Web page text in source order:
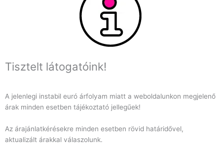
Tisztelt látogatóink!
A jelenlegi instabil euró árfolyam miatt a weboldalunkon megjelenő
árak minden esetben tájékoztató jellegűek!
Az árajánlatkérésekre minden esetben rövid határidővel,
aktualizált árakkal válaszolunk.